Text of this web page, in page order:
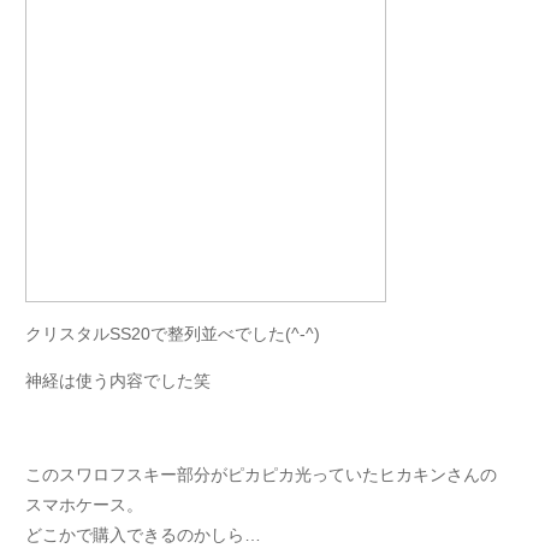
クリスタルSS20で整列並べでした(^-^)
神経は使う内容でした笑
このスワロフスキー部分がピカピカ光っていたヒカキンさんの
スマホケース。
どこかで購入できるのかしら…